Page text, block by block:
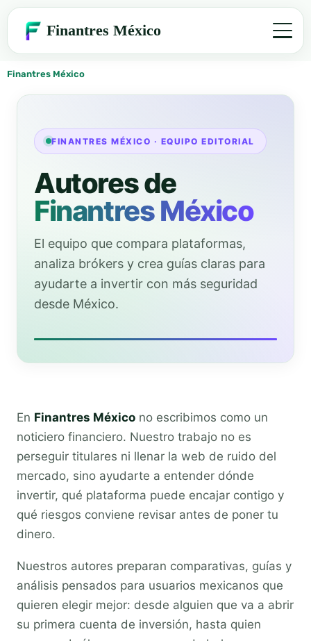
Finantres México
Finantres México
FINANTRES MÉXICO · EQUIPO EDITORIAL
Autores de
Finantres México
El equipo que compara plataformas,
analiza brókers y crea guías claras para
ayudarte a invertir con más seguridad
desde México.
En Finantres México no escribimos como un
noticiero financiero. Nuestro trabajo no es
perseguir titulares ni llenar la web de ruido del
mercado, sino ayudarte a entender dónde
invertir, qué plataforma puede encajar contigo y
qué riesgos conviene revisar antes de poner tu
dinero.
Nuestros autores preparan comparativas, guías y
análisis pensados para usuarios mexicanos que
quieren elegir mejor: desde alguien que va a abrir
su primera cuenta de inversión, hasta quien